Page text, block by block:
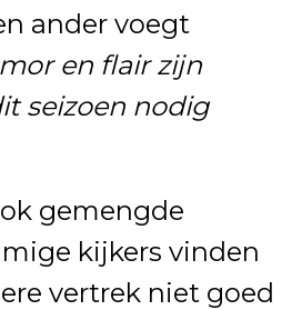
ander voegt
en flair zijn
seizoen nodig
gemengde
kijkers vinden
vertrek niet goed